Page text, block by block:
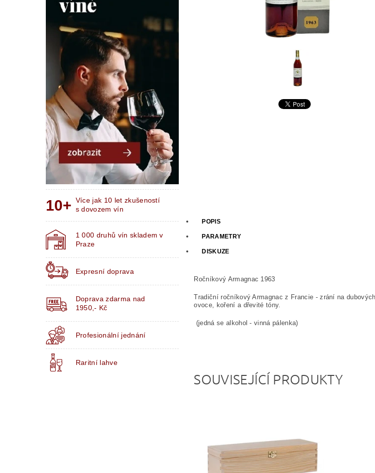
Více jak 10 let zkušeností
s dovozem vín
1 000 druhů vín skladem v
Praze
Expresní doprava
Doprava zdarma nad
1950,- Kč
Profesionální jednání
Raritní lahve
POPIS
PARAMETRY
DISKUZE
Ročníkový Armagnac 1963
Tradiční ročníkový Armagnac z Francie - zrání na
ovoce, koření a dřevité tóny.
(jedná se alkohol - vinná pálenka)
SOUVISEJÍCÍ PRODUKTY